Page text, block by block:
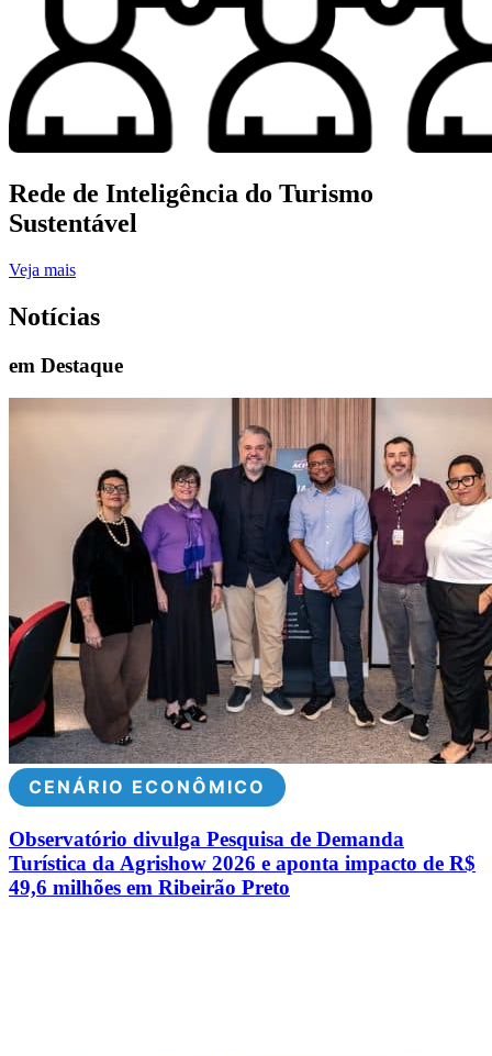
Rede de Inteligência do Turismo
Sustentável
Veja mais
Notícias
em Destaque
CENÁRIO ECONÔMICO
Observatório divulga Pesquisa de Demanda
Turística da Agrishow 2026 e aponta impacto de R$
49,6 milhões em Ribeirão Preto